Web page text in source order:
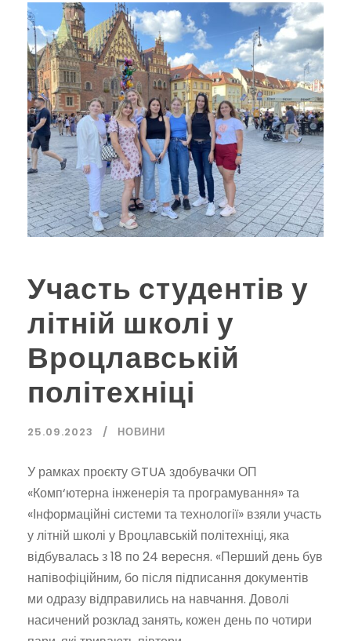
Участь студентів у
літній школі у
Вроцлавській
політехніці
25.09.2023 НОВИНИ
У рамках проєкту GTUA здобувачки ОП
«Комп‘ютерна інженерія та програмування» та
«Інформаційні системи та технології» взяли участь
у літній школі у Вроцлавській політехніці, яка
відбувалась з 18 по 24 вересня. «Перший день був
напівофіційним, бо після підписання документів
ми одразу відправились на навчання. Доволі
насичений розклад занять, кожен день по чотири